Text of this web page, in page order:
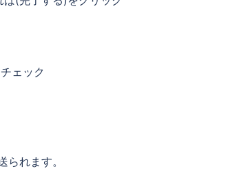
ェック
れます。